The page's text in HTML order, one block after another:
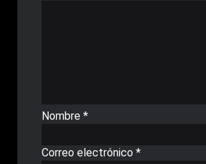
Nombre *
Correo electrónico *